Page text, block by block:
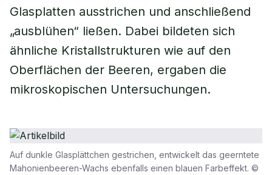
Glasplatten ausstrichen und anschließend
„ausblühen“ ließen. Dabei bildeten sich
ähnliche Kristallstrukturen wie auf den
Oberflächen der Beeren, ergaben die
mikroskopischen Untersuchungen.
Auf dunkle Glasplättchen gestrichen, entwickelt das geerntete
Mahonienbeeren-Wachs ebenfalls einen blauen Farbeffekt. ©